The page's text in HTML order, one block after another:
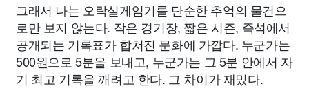
그래서 나는 오락실게임기를 단순한 추억의 물건으
로만 보지 않는다. 작은 경기장, 짧은 시즌, 즉석에서
공개되는 기록표가 합쳐진 문화에 가깝다. 누군가는
500원으로 5분을 보내고, 누군가는 그 5분 안에서 자
기 최고 기록을 깨려고 한다. 그 차이가 재밌다.